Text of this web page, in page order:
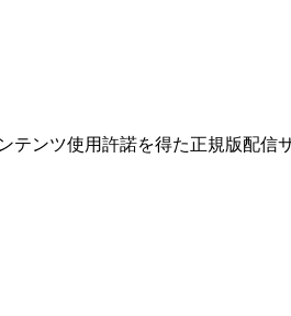
ンツ使用許諾を得た正規版配信